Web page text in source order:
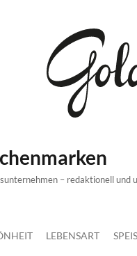
– redaktionell und
LEBENSART